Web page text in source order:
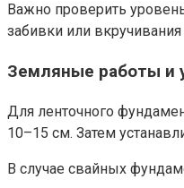
Важно проверить
забивки или вкручивания
Земляные работы и
Для ленточного
10–15 см. Затем
В случае свайных